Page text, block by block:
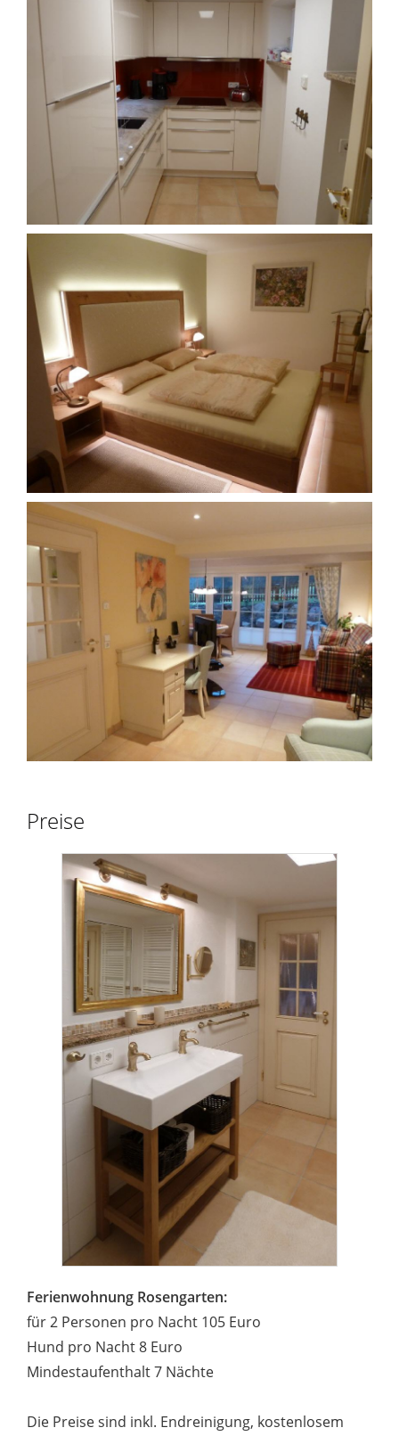
Preise
Ferienwohnung Rosengarten:
für 2 Personen pro Nacht 105 Euro
Hund pro Nacht 8 Euro
Mindestaufenthalt 7 Nächte
Die Preise sind inkl. Endreinigung, kostenlosem